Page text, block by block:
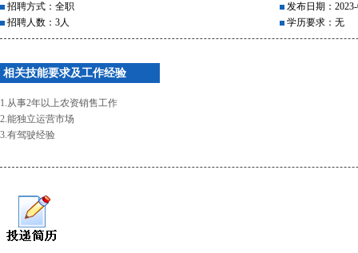
招聘方式：全职
招聘人数：3人
发布日期：
学历要求：无
相关技能要求及工作经验
1.从事2年以上农资销售工作
2.能独立运营市场
3.有驾驶经验